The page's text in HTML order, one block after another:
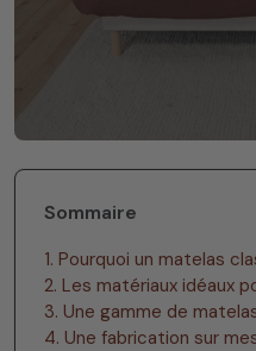
Sommaire
1. Pourquoi un matelas
2. Les matériaux idéaux
3. Une gamme de
4. Une fabrication sur